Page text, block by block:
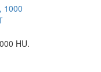
HU.